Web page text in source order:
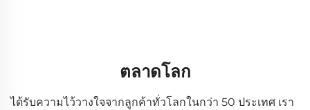
ตลาดโลก
ได้รับความไว้วางใจจากลูกค้าทั่วโลกในกว่า 50 ประเทศ เรา